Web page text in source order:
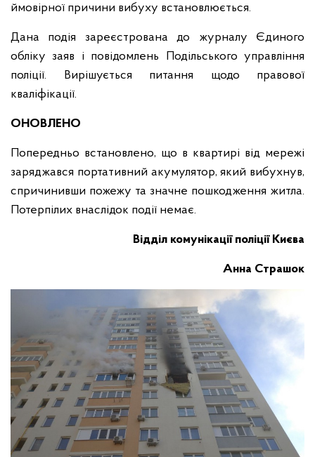
ймовірної причини вибуху встановлюється.
Дана подія зареєстрована до журналу Єдиного
обліку заяв і повідомлень Подільського управління
поліції. Вирішується питання щодо правової
кваліфікації.
ОНОВЛЕНО
Попередньо встановлено, що в квартирі від мережі
заряджався портативний акумулятор, який вибухнув,
спричинивши пожежу та значне пошкодження житла.
Потерпілих внаслідок події немає.
Відділ комунікації поліції Києва
Анна Страшок